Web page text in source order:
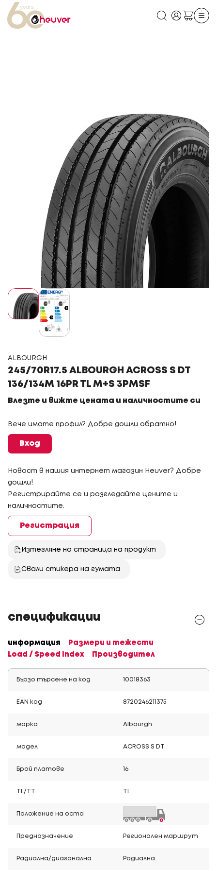
ALBOURGH
245/70R17.5 ALBOURGH ACROSS S DT
136/134M 16PR TL M+S 3PMSF
Влезте и вижте цената и наличностите си
Вече имате профил? Добре дошли обратно!
Вход
Новост в нашия интернет магазин Heuver? Добре
дошли!
Регистрирайте се и разгледайте цените и
наличностите.
Регистрация
Изтегляне на страница на продукт
Свали стикера на гумата
спецификации
информация
Размери и тежести
Load / Speed Index
Производител
Бързо търсене на код 10018363
EAN код 8720246211375
марка Albourgh
модел ACROSS S DT
Брой платове 16
TL/TT TL
Положение на оста
Предназначение Регионален маршрут
Радиална/диагонална Радиална